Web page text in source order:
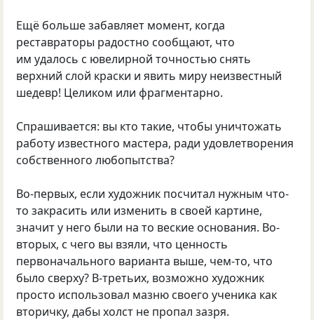
Ещё больше забавляет момент, когда
реставраторы радостно сообщают, что
им удалось с ювелирной точностью снять
верхний слой краски и явить миру неизвестный
шедевр! Целиком или фрагментарно.
Спрашивается: вы кто такие, чтобы уничтожать
работу известного мастера, ради удовлетворения
собственного любопытства?
Во-первых, если художник посчитал нужным что-
то закрасить или изменить в своей картине,
значит у него были на то веские основания. Во-
вторых, с чего вы взяли, что ценность
первоначального варианта выше, чем-то, что
было сверху? В-третьих, возможно художник
просто использовал мазню своего ученика как
вторичку, дабы холст не пропал зазря.